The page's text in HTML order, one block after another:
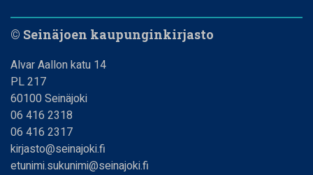
© Seinäjoen kaupunginkirjasto
Alvar Aallon katu 14
PL 217
60100 Seinäjoki
06 416 2318
06 416 2317
kirjasto@seinajoki.fi
etunimi.sukunimi@seinajoki.fi